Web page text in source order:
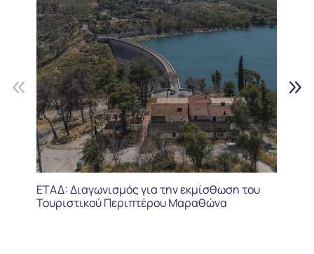
ΕΤΑΔ: Διαγωνισμός για την εκμίσθωση του
Τουριστικού Περιπτέρου Μαραθώνα